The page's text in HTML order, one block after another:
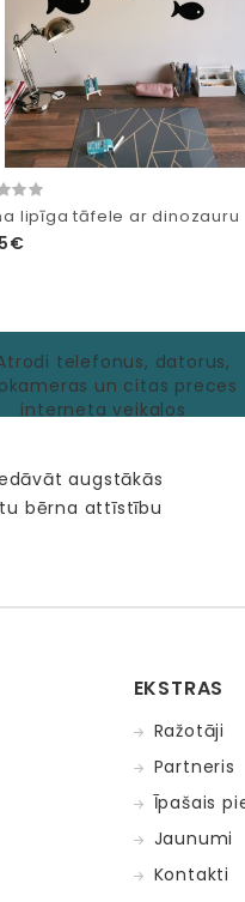
lipīga tāfele ar dinozauru
augstākās
bērna attīstību
EKSTRAS
Ražotāji
Partneris
Īpašais
Jaunumi
Kontakti